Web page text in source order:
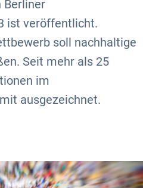
Berliner
ist veröffentlicht.
soll nachhaltige
Seit mehr als 25
im
ausgezeichnet.